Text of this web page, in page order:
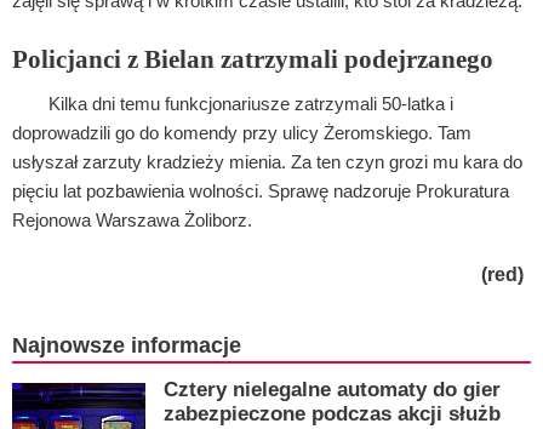
Policjanci z Bielan zatrzymali podejrzanego
Kilka dni temu funkcjonariusze zatrzymali 50-latka i
doprowadzili go do komendy przy ulicy Żeromskiego. Tam
usłyszał zarzuty kradzieży mienia. Za ten czyn grozi mu kara do
pięciu lat pozbawienia wolności. Sprawę nadzoruje Prokuratura
Rejonowa Warszawa Żoliborz.
(red)
Najnowsze informacje
Cztery nielegalne automaty do gier
zabezpieczone podczas akcji służb